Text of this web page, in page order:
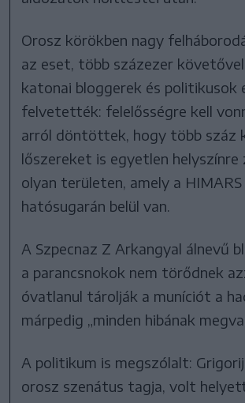
Orosz körökben nagy
az eset, több százezer
katonai bloggerek és politikusok
felvetették: felelősségre kell
arról döntöttek, hogy több száz
lőszereket is egyetlen helyszínre
olyan területen, amely a
hatósugarán belül van.
A Szpecnaz Z Arkangyal álnevű
a parancsnokok nem törődnek
óvatlanul tárolják a muníciót a
márpedig „minden hibának
A politikum is megszólalt:
orosz szenátus tagja, volt